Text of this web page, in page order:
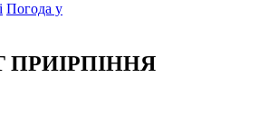
Погода у
ПРИІРПІННЯ